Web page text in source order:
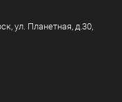
ул. Планетная, д.30,